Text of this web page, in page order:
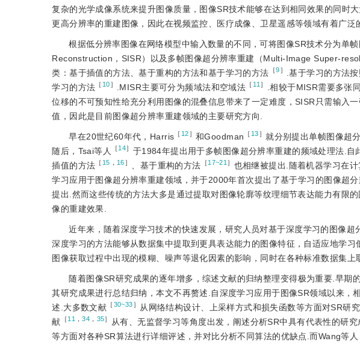
复杂的光学成像系统来提升图像质量，图像SR技术能够在达到相同效果的同时
更高分辨率的重建图像，因此在视频监控、医疗成像、卫星遥感等领域有着广泛
根据低分辨率图像在网络模型中输入数量的不同，可将图像SR技术分为单
Reconstruction，SISR）以及多帧图像超分辨率重建（Multi-Image Super-
类：基于插值的方法、基于重构的方法和基于学习的方法 ［9］
.基于学习的方法
学习的方法 ［ 10］ .MISR主要可分为频域法和空域法 ［ 11 ］
.相较于MISR需要多张
位移的不可预知性给充分利用图像的混叠信息带来了一定难度，SISR只需输入
值，因此是目前图像超分辨率重建领域的主要研究方向.
早在20世纪60年代，Harris ［ 12］和Goodman ［ 13］就分别提出单帧图像超
随后，Tsai等人
［14］ 于1984年提出用于多帧图像超分辨率重建的频域处理法.
插值的方法 ［ 15 ， 16］ 、基于重构的方法 ［17~21 ］ 也相继被提出.随着机器学习在
学习应用于图像超分辨率重建领域，并于2000年首次提出了基于学习的图像超
提出.然而这些传统的方法大多是通过提取对图像轮廓等纹理细节表达能力有限
像的重建效果.
近年来，随着深度学习技术的快速发展，研究人员对基于深度学习的图像
深度学习的方法能够从数据集中提取到更具表达能力的图像特征，自适应地学
图像获取过程中出现的模糊、噪声等退化因素的影响，同时在各种标准数据集
随着图像SR研究成果的逐年增多，综述文献的归纳整理变得极为重要.早期
其研究成果进行总结归纳，本文不再赘述.自深度学习应用于图像SR领域以来，
述.大多数文献 ［30~33］
从网络结构设计、上采样方式和损失函数等方面对SR研
献 ［11 ，34 ， 35］ 从有、无监督学习等角度出发，阐述分析SR中具有代表性的研究
等方面对各种SR算法进行详细评述，并对比分析不同算法的优缺点.而Wang等人